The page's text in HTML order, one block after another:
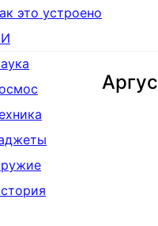
это устроено
Аргус